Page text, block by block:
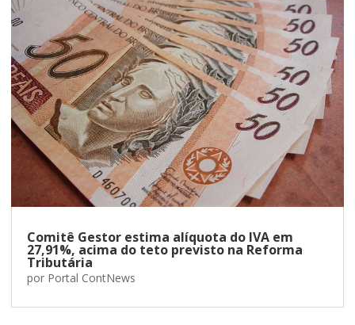
Comitê Gestor estima alíquota do IVA em
27,91%, acima do teto previsto na Reforma
Tributária
por Portal ContNews